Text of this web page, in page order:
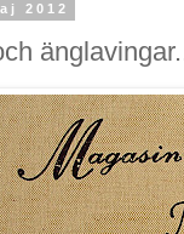
2012